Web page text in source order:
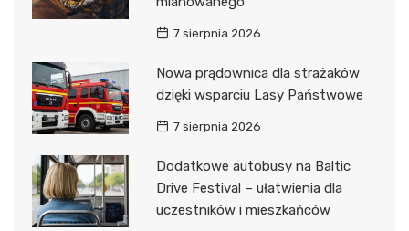
7 sierpnia 2026
Nowa prądownica dla strażaków
dzięki wsparciu Lasy Państwowe
7 sierpnia 2026
Dodatkowe autobusy na Baltic
Drive Festival – ułatwienia dla
uczestników i mieszkańców